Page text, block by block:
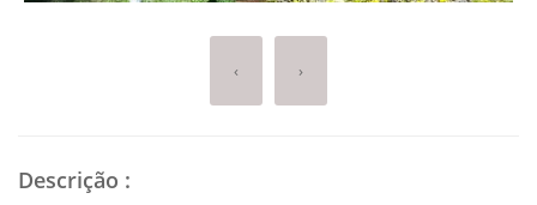
‹ ›
Descrição :